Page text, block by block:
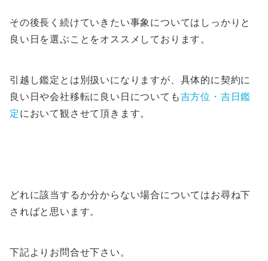
その後長く続けていきたい事象についてはしっかりと
良い日を選ぶことをオススメしております。
引越し鑑定とは別扱いになりますが、具体的に契約に
良い日や会社移転に良い日についても吉方位・吉日鑑
定において観させて頂きます。
どれに該当するか分からない場合についてはお尋ね下
さればと思います。
下記よりお問合せ下さい。